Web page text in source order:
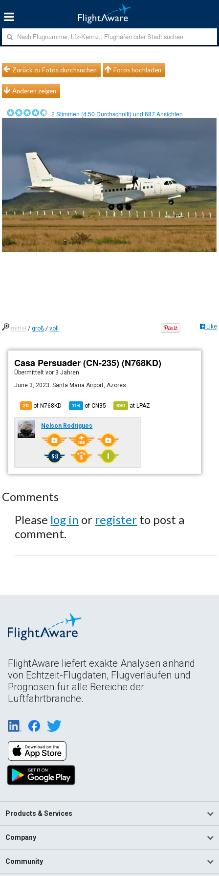
Zurück zu Fotos durchsuchen Fotos hochladen
Anderen zeigen
2 Stimmen (4.50 Durchschnitt) und687Ansichten
mittel /groß /voll Like
Casa Persuader (CN-235) (N768KD)
Übermitteltvor 3 Jahren
June 3, 2023. Santa Maria Airport, Azores
20 of N768KD 116 ofCN35 690 atLPAZ
Nelson Rodrigues
Comments
Please log in or register to post a
comment.
FlightAware liefert exakte Analysen anhand
von Echtzeit-Flugdaten, Flugverläufen und
Prognosen für alle Bereiche der
Luftfahrtbranche.
Products & Services
Company
Community